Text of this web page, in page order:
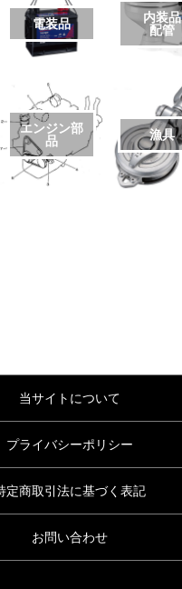
電装品
内装品
配管
エンジン部
品
漁具
当サイトについて
プライバシーポリシー
定商取引法に基づく表記
お問い合わせ